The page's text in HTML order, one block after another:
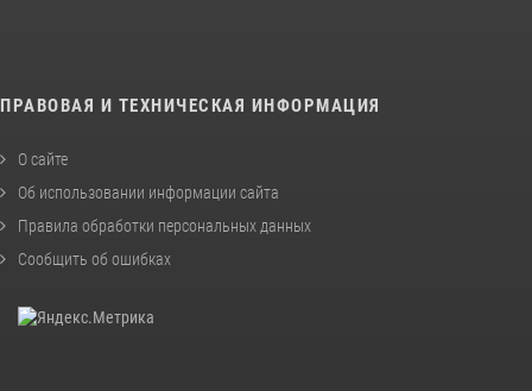
ПРАВОВАЯ И ТЕХНИЧЕСКАЯ ИНФОРМАЦИЯ
О сайте
Об использовании информации сайта
Правила обработки персональных данных
Сообщить об ошибках